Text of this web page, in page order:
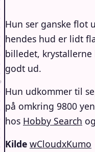
Hun ser ganske flot
hendes hud er lidt
billedet,
godt ud.
Hun udkommer til
på omkring 9800
hos Hobby Search og
Kilde wCloudxKumo